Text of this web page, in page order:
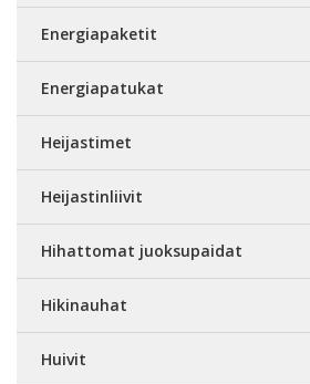
Energiapaketit
Energiapatukat
Heijastimet
Heijastinliivit
Hihattomat juoksupaidat
Hikinauhat
Huivit